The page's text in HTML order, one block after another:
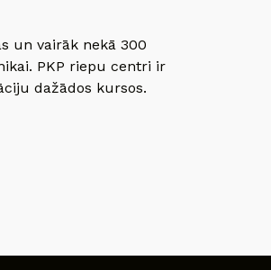
un vairāk nekā 300
PKP riepu centri ir
dažādos kursos.